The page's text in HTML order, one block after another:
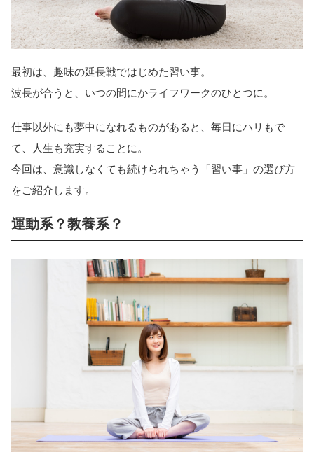
最初は、趣味の延長戦ではじめた習い事。
波長が合うと、いつの間にかライフワークのひとつに。
仕事以外にも夢中になれるものがあると、毎日にハリもで
て、人生も充実することに。
今回は、意識しなくても続けられちゃう「習い事」の選び方
をご紹介します。
運動系？教養系？